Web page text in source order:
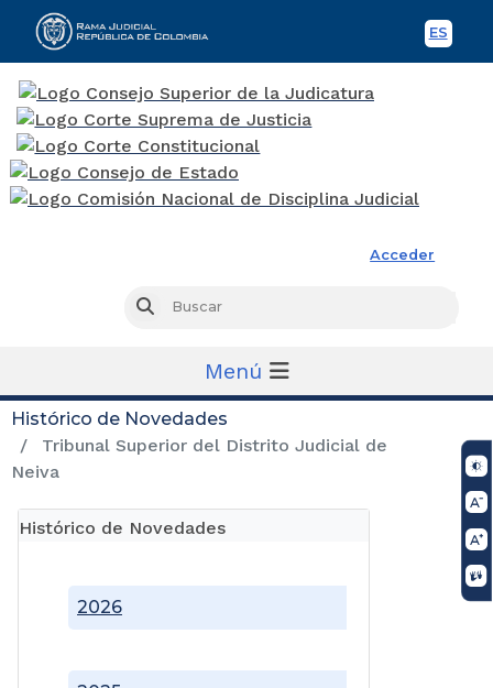
ES
Acceder
Buscar
Menú
Histórico de Novedades
Tribunal Superior del Distrito Judicial de
Neiva
Histórico de Novedades
2026